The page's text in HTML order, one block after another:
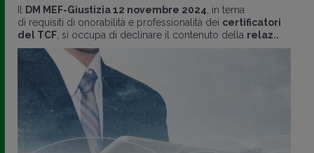
DM MEF-Giustizia 12 novembre 2024 , in tema
di requisiti di onorabilità e professionalità dei certificatori
del TCF , si occupa di declinare il contenuto della relaz..